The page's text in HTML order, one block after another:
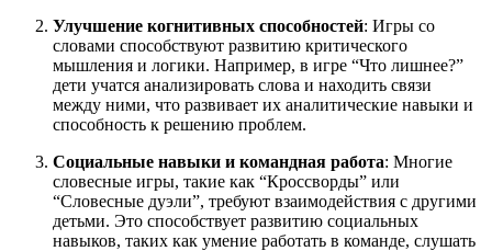
Улучшение когнитивных способностей: Игры со
словами способствуют развитию критического
мышления и логики. Например, в игре “Что лишнее?”
дети учатся анализировать слова и находить связи
между ними, что развивает их аналитические навыки и
способность к решению проблем.
Социальные навыки и командная работа: Многие
словесные игры, такие как “Кроссворды” или
“Словесные дуэли”, требуют взаимодействия с другими
детьми. Это способствует развитию социальных
навыков, таких как умение работать в команде, слушать